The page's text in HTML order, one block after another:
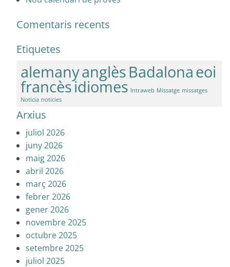
Comentaris recents
Etiquetes
alemanyanglèsBadalonaeoi
francèsidiomes Intraweb Missatge missatges
Noticia noticies
Arxius
juliol 2026
juny 2026
maig 2026
abril 2026
març 2026
febrer 2026
gener 2026
novembre 2025
octubre 2025
setembre 2025
juliol 2025